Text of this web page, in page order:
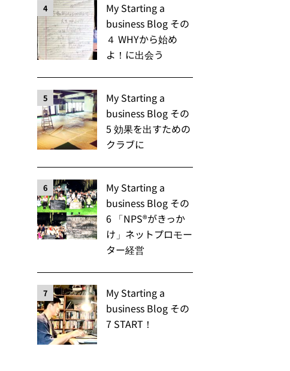
4
My Starting a
business Blog その
４ WHYから始め
よ！に出会う
5
My Starting a
business Blog その
5 効果を出すための
クラブに
6
My Starting a
business Blog その
6 「NPS®️がきっか
け」ネットプロモー
ター経営
7
My Starting a
business Blog その
7 START！